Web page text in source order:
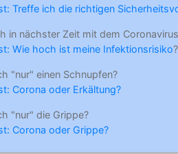
Treffe ich die richtigen
in nächster Zeit mit dem
Wie hoch ist meine Infektionsrisiko?
"nur" einen Schnupfen?
Corona oder Erkältung?
"nur" die Grippe?
Corona oder Grippe?